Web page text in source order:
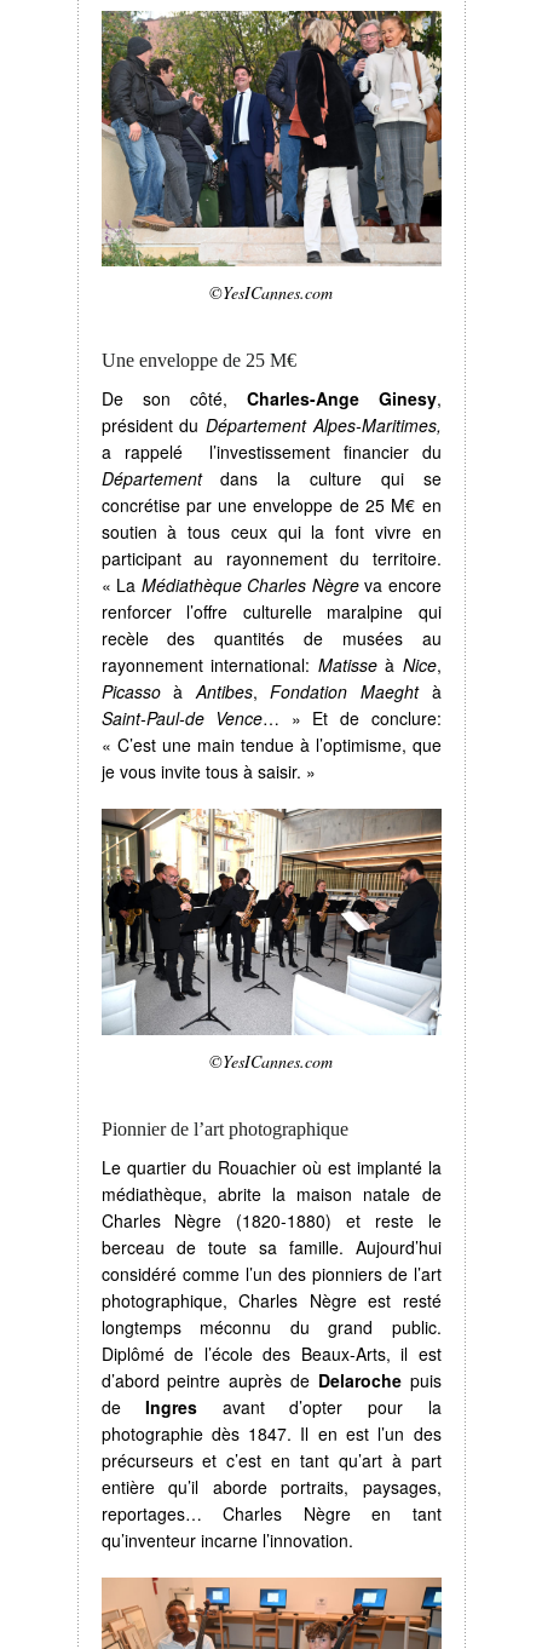
©YesICannes.com
Une enveloppe de 25 M€
De son côté, Charles-Ange Ginesy,
président du Département Alpes-Maritimes,
a rappelé l’investissement financier du
Départementdans la culture qui se
concrétise par une enveloppe de 25 M€ en
soutien à tous ceux qui la font vivre en
participant au rayonnement du territoire.
« La Médiathèque Charles Nègreva encore
renforcer l’offre culturelle maralpine qui
recèle des quantités de musées au
rayonnement international: Matisseà Nice,
PicassoàAntibes,Fondation Maeghtà
Saint-Paul-de Vence… » Et de conclure:
« C’est une main tendue à l’optimisme, que
je vous invite tous à saisir. »
©YesICannes.com
Pionnier de l’art photographique
Le quartier du Rouachier où est implanté la
médiathèque, abrite la maison natale de
Charles Nègre (1820-1880) et reste le
berceau de toute sa famille. Aujourd’hui
considéré comme l’un des pionniers de l’art
photographique, Charles Nègre est resté
longtemps méconnu du grand public.
Diplômé de l’école des Beaux-Arts, il est
d’abord peintre auprès de Delarochepuis
deIngres avant d’opter pour la
photographie dès 1847. Il en est l’un des
précurseurs et c’est en tant qu’art à part
entière qu’il aborde portraits, paysages,
reportages… Charles Nègre en tant
qu’inventeur incarne l’innovation.